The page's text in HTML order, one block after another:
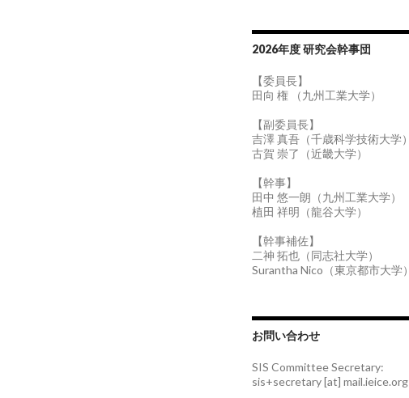
2026年度 研究会幹事団
【委員長】
田向 権 （九州工業大学）
【副委員長】
吉澤 真吾（千歳科学技術大学）
古賀 崇了（近畿大学）
【幹事】
田中 悠一朗（九州工業大学）
植田 祥明（龍谷大学）
【幹事補佐】
二神 拓也（同志社大学）
Surantha Nico（東京都市大学）
お問い合わせ
SIS Committee Secretary:
sis+secretary [at] mail.ieice.org